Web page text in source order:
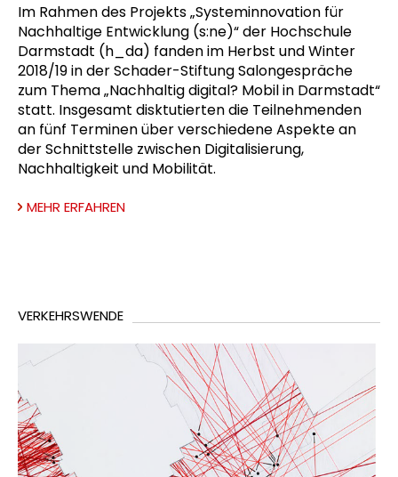
Im Rahmen des Projekts „Systeminnovation für
Nachhaltige Entwicklung (s:ne)“ der Hochschule
Darmstadt (h_da) fanden im Herbst und Winter
2018/19 in der Schader-Stiftung Salongespräche
zum Thema „Nachhaltig digital? Mobil in Darmstadt“
statt. Insgesamt disktutierten die Teilnehmenden
an fünf Terminen über verschiedene Aspekte an
der Schnittstelle zwischen Digitalisierung,
Nachhaltigkeit und Mobilität.
MEHR ERFAHREN
VERKEHRSWENDE